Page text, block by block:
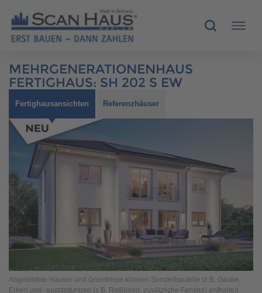
HÄUSER
MUSTERHÄUSER
SCANHAUS-VORTEILE
RUND UMS BAUEN
ÜBER UNS
KONTAKT
Brauchen Sie Hilfe?
038221 4000
MEHRGENERATIONENHAUS
FERTIGHAUS: SH 202 S EW
Fertighausansichten Referenzhäuser
Abgebildete Häuser und Grundrisse können Sonderbauteile (z.B. Gaube,
Erker) und -ausstattungen (z.B. Rollläden, zusätzliche Fenster) enthalten,